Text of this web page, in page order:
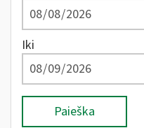
Iki
Paieška